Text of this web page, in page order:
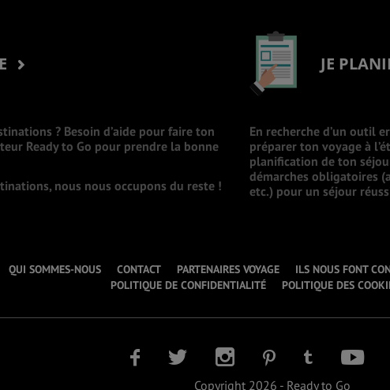
? Besoin d’aide pour faire ton
Ready to Go pour prendre la bonne
nous nous occupons du reste !
JE
En recherche d’un outil
préparer ton voyage à
planification de ton
démarches obligatoires
etc.) pour un séjour
QUI SOMMES-NOUS CONTACT PARTENAIRES VOYAGE
ILS NOUS FONT
POLITIQUE DE CONFIDENTIALITÉ
POLITIQUE DES
Copyright 2026 - Ready to Go